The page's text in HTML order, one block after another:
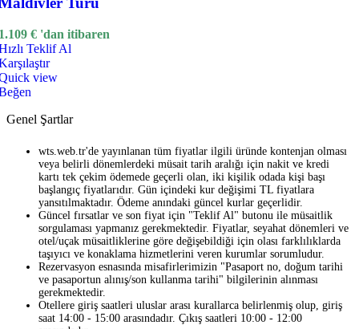
€ 'dan itibaren
Teklif Al
view
Genel Şartlar
wts.web.tr'de yayınlanan tüm fiyatlar ilgili üründe kontenjan olması
veya belirli dönemlerdeki müsait tarih aralığı için nakit ve kredi
kartı tek çekim ödemede geçerli olan, iki kişilik odada kişi başı
başlangıç fiyatlarıdır. Gün içindeki kur değişimi TL fiyatlara
yansıtılmaktadır. Ödeme anındaki güncel kurlar geçerlidir.
Güncel fırsatlar ve son fiyat için "Teklif Al" butonu ile müsaitlik
sorgulaması yapmanız gerekmektedir. Fiyatlar, seyahat dönemleri ve
otel/uçak müsaitliklerine göre değişebildiği için olası farklılıklarda
taşıyıcı ve konaklama hizmetlerini veren kurumlar sorumludur.
Rezervasyon esnasında misafirlerimizin "Pasaport no, doğum tarihi
ve pasaportun alınış/son kullanma tarihi" bilgilerinin alınması
gerekmektedir.
Otellere giriş saatleri uluslar arası kurallarca belirlenmiş olup, giriş
saat 14:00 - 15:00 arasındadır. Çıkış saatleri 10:00 - 12:00